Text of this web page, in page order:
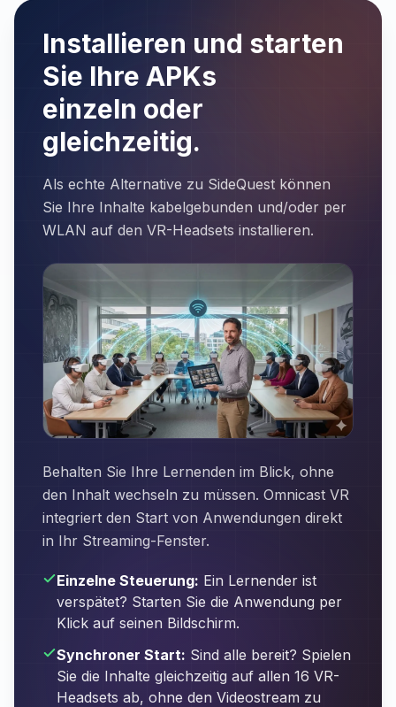
Installieren und starten
Sie Ihre APKs
einzeln oder
gleichzeitig.
Als echte Alternative zu SideQuest können
Sie Ihre Inhalte kabelgebunden und/oder per
WLAN auf den VR-Headsets installieren.
Behalten Sie Ihre Lernenden im Blick, ohne
den Inhalt wechseln zu müssen. Omnicast VR
integriert den Start von Anwendungen direkt
in Ihr Streaming-Fenster.
Einzelne Steuerung: Ein Lernender ist
verspätet? Starten Sie die Anwendung per
Klick auf seinen Bildschirm.
Synchroner Start: Sind alle bereit? Spielen
Sie die Inhalte gleichzeitig auf allen 16 VR-
Headsets ab, ohne den Videostream zu